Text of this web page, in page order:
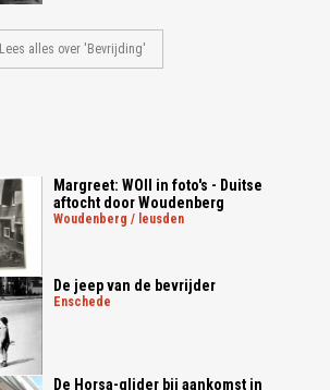
Lees alles over 'Bevrijding'
Margreet: WOII in foto's - Duitse
aftocht door Woudenberg
woudenberg / leusden
De jeep van de bevrijder
enschede
De Horsa-glider bij aankomst in